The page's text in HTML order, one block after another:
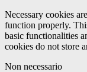
Necessary cookies
function properly.
basic functionalities
cookies do not store
Non necessario